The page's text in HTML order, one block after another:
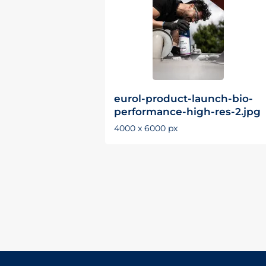
eurol-product-launch-bio-
performance-high-res-2.jpg
4000 x 6000 px